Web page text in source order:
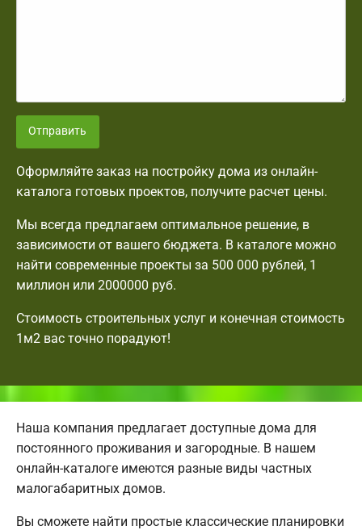
Отправить
Оформляйте заказ на постройку дома из онлайн-
каталога готовых проектов, получите расчет цены.
Мы всегда предлагаем оптимальное решение, в
зависимости от вашего бюджета. В каталоге можно
найти современные проекты за 500 000 рублей, 1
миллион или 2000000 руб.
Стоимость строительных услуг и конечная стоимость
1м2 вас точно порадуют!
Наша компания предлагает доступные дома для
постоянного проживания и загородные. В нашем
онлайн-каталоге имеются разные виды частных
малогабаритных домов.
Вы сможете найти простые классические планировки